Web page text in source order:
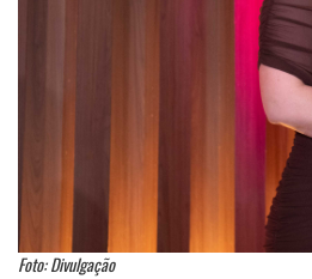
Foto: Divulgação